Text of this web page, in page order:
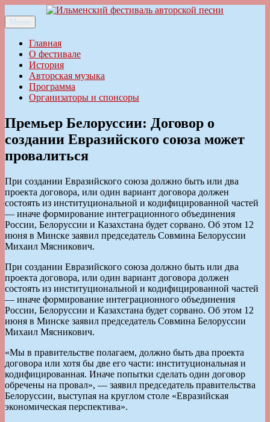
к
содержимому
Ильменский фестиваль авторской песни
Меню
Главная
О фестивале
История
Авторская музыка
Программа
Организаторы и спонсоры
Премьер Белоруссии: Договор о
создании Евразийского союза может
провалиться
При создании Евразийского союза должно быть или два
проекта договора, или один вариант договора должен
состоять из институциональной и кодифицированной частей
— иначе формирование интеграционного объединения
России, Белоруссии и Казахстана будет сорвано. Об этом 12
июня в Минске заявил председатель Совмина Белоруссии
Михаил Мясникович.
При создании Евразийского союза должно быть или два
проекта договора, или один вариант договора должен
состоять из институциональной и кодифицированной частей
— иначе формирование интеграционного объединения
России, Белоруссии и Казахстана будет сорвано. Об этом 12
июня в Минске заявил председатель Совмина Белоруссии
Михаил Мясникович.
«Мы в правительстве полагаем, должно быть два проекта
договора или хотя бы две его части: институциональная и
кодифицированная. Иначе попытки сделать один договор
обречены на провал», — заявил председатель правительства
Белоруссии, выступая на круглом столе «Евразийская
экономическая перспектива».